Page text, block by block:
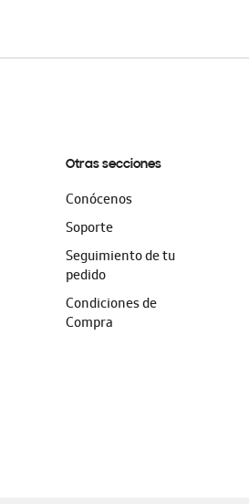
Otras secciones
Conócenos
Soporte
Seguimiento de tu
pedido
Condiciones de
Compra